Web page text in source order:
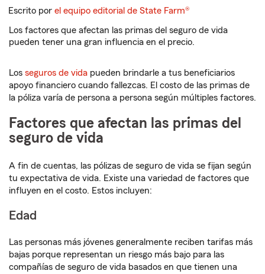
Escrito porel equipo editorial de State Farm®
Los factores que afectan las primas del seguro de vida
pueden tener una gran influencia en el precio.
Los seguros de vida pueden brindarle a tus beneficiarios
apoyo financiero cuando fallezcas. El costo de las primas de
la póliza varía de persona a persona según múltiples factores.
Factores que afectan las primas del
seguro de vida
A fin de cuentas, las pólizas de seguro de vida se fijan según
tu expectativa de vida. Existe una variedad de factores que
influyen en el costo. Estos incluyen:
Edad
Las personas más jóvenes generalmente reciben tarifas más
bajas porque representan un riesgo más bajo para las
compañías de seguro de vida basados en que tienen una